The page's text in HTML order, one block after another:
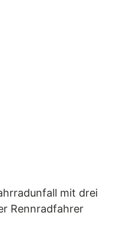
mit drei
Rennradfahrer